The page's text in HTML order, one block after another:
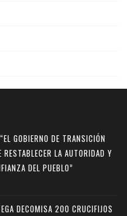
GOBIERNO DE TRANSICIÓN
LA AUTORIDAD Y
DEL PUEBLO”
DECOMISA 200 CRUCIFIJOS